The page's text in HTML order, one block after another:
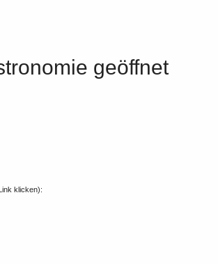
geöffnet
klicken):